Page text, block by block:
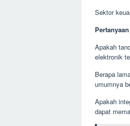
Sektor
Apakah
elektronik
Berapa
umumnya
Apakah
dapat